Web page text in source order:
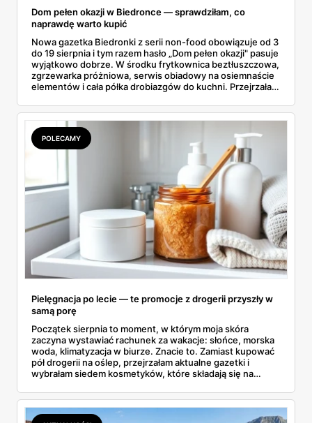
Dom pełen okazji w Biedronce — sprawdziłam, co
naprawdę warto kupić
Nowa gazetka Biedronki z serii non-food obowiązuje od 3
do 19 sierpnia i tym razem hasło „Dom pełen okazji" pasuje
wyjątkowo dobrze. W środku frytkownica beztłuszczowa,
zgrzewarka próżniowa, serwis obiadowy na osiemnaście
elementów i cała półka drobiazgów do kuchni. Przejrzałam
się przy półce z samego rana.
POLECAMY
Pielęgnacja po lecie — te promocje z drogerii przyszły w
samą porę
Początek sierpnia to moment, w którym moja skóra
zaczyna wystawiać rachunek za wakacje: słońce, morska
woda, klimatyzacja w biurze. Znacie to. Zamiast kupować
pół drogerii na oślep, przejrzałam aktualne gazetki i
wybrałam siedem kosmetyków, które składają się na
dermokosmetyki Vichy. Wszystkie ceny sprawdziłam w
ofertach, terminy też.